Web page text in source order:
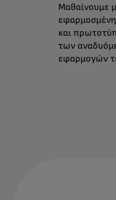
Μαθαίνουμε
και
των
εφαρμογών